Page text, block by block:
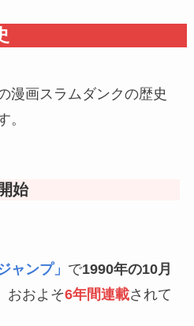
漫画スラムダンクの歴史
。
始
ャンプ」 で1990年の10月
おおよそ6年間連載されて